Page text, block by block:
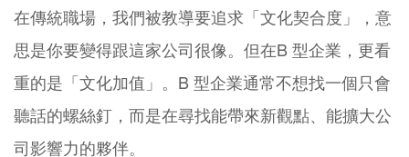
在傳統職場，我們被教導要追求「文化契合度」，意
思是你要變得跟這家公司很像。但在B 型企業，更看
重的是「文化加值」。B 型企業通常不想找一個只會
聽話的螺絲釘，而是在尋找能帶來新觀點、能擴大公
司影響力的夥伴。